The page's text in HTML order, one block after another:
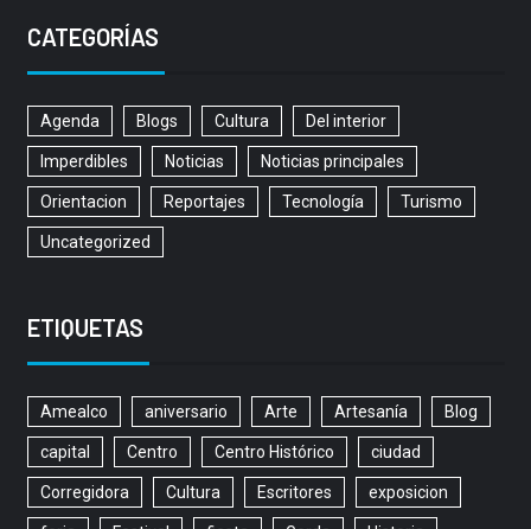
CATEGORÍAS
Agenda Blogs Cultura Del interior
Imperdibles Noticias Noticias principales
Orientacion Reportajes Tecnología Turismo
Uncategorized
ETIQUETAS
Amealco aniversario Arte Artesanía Blog
capital Centro Centro Histórico ciudad
Corregidora Cultura Escritores exposicion